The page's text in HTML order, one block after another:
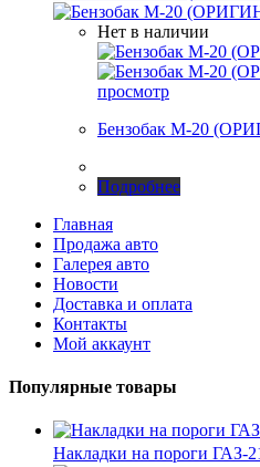
Нет в наличии
просмотр
Бензобак М-20
Подробнее
Главная
Продажа авто
Галерея авто
Новости
Доставка и оплата
Контакты
Мой аккаунт
Популярные товары
Накладки на пороги